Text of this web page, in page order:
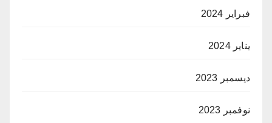
فبراير 2024
يناير 2024
ديسمبر 2023
نوفمبر 2023